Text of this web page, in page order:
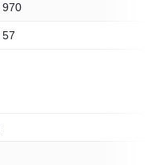
970
57